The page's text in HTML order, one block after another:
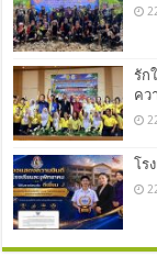
รัก
คว
โร